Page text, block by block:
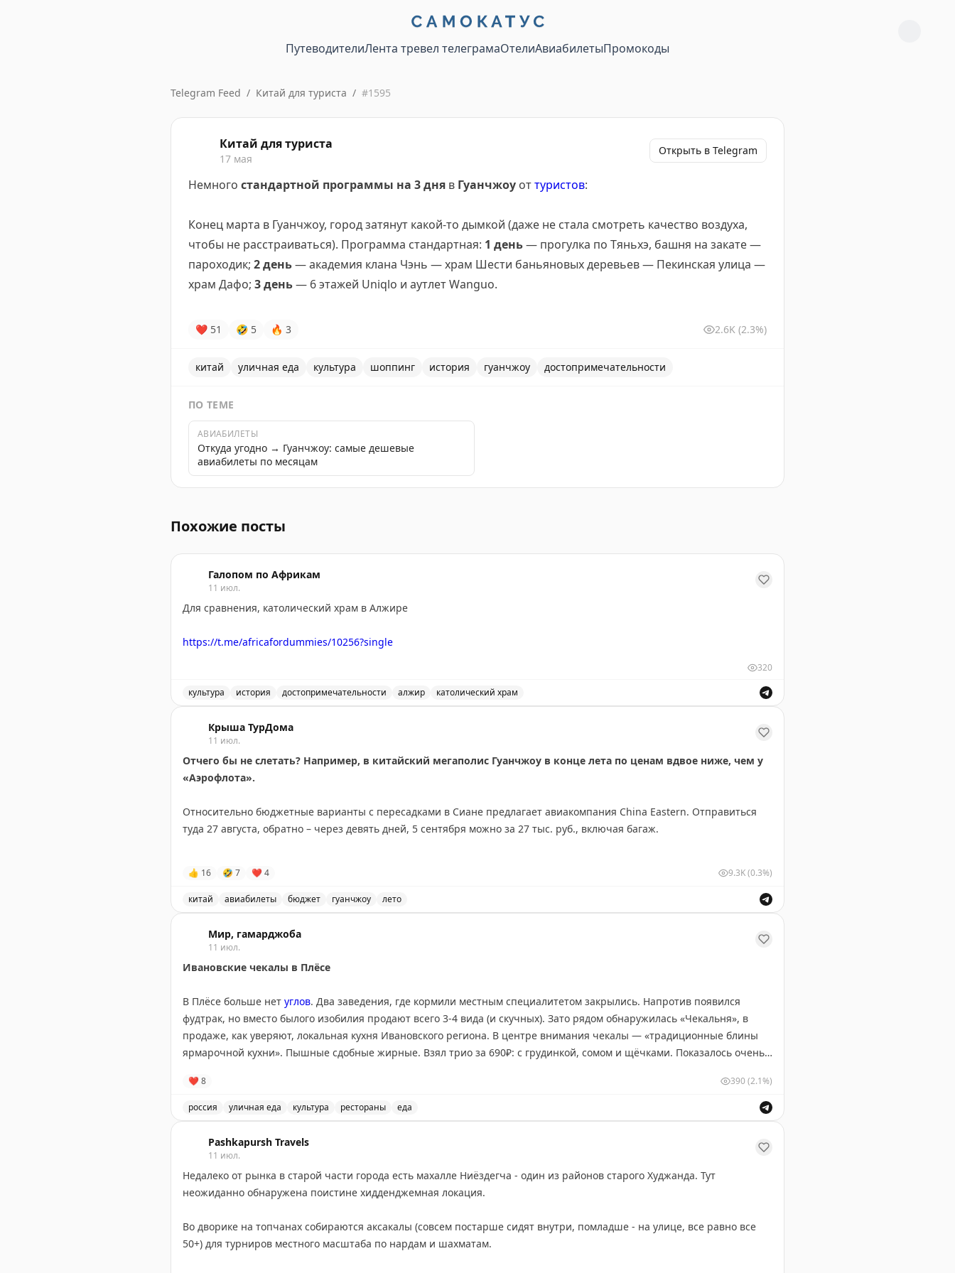
ПутеводителиЛента тревел телеграмаОтелиАвиабилетыПромокоды
Telegram Feed / Китай для туриста / #1595
Китай для туриста
17 мая
Открыть в Telegram
Немного стандартной программы на 3 дня в Гуанчжоу оттуристов:
Конец марта в Гуанчжоу, город затянут какой-то дымкой (даже не стала смотреть качество воздуха,
чтобы не расстраиваться). Программа стандартная: 1 день— прогулка по Тяньхэ, башня на закате —
пароходик; 2 день— академия клана Чэнь — храм Шести баньяновых деревьев — Пекинская улица —
храм Дафо; 3 день— 6 этажей Uniqlo и аутлет Wanguo.
❤ 51 🤣 5 🔥 3 2.6K (2.3%)
китай уличная еда культура шоппинг история гуанчжоу достопримечательности
ПО ТЕМЕ
АВИАБИЛЕТЫ
Откуда угодно → Гуанчжоу: самые дешевые
авиабилеты по месяцам
Похожие посты
Галопом по Африкам
11 июл.
Для сравнения, католический храм в Алжире
https://t.me/africafordummies/10256?single
320
культура история достопримечательности алжир католический храм
Крыша ТурДома
11 июл.
Отчего бы не слетать? Например, в китайский мегаполис Гуанчжоу в конце лета по ценам вдвое ниже, чем у
«Аэрофлота».
Относительно бюджетные варианты с пересадками в Сиане предлагает авиакомпания China Eastern. Отправиться
туда 27 августа, обратно – через девять дней, 5 сентября можно за 27 тыс. руб., включая багаж.
@tourdom
👍 16 🤣 7 ❤ 4 9.3K(0.3%)
китай авиабилеты бюджет гуанчжоу лето
Мир, гамарджоба
11 июл.
Ивановские чекалы в Плёсе
В Плёсе больше нет углов. Два заведения, где кормили местным специалитетом закрылись. Напротив появился
фудтрак, но вместо былого изобилия продают всего 3-4 вида (и скучных). Зато рядом обнаружилась «Чекальня», в
продаже, как уверяют, локальная кухня Ивановского региона. В центре внимания чекалы — «традиционные блины
ярмарочной кухни». Пышные сдобные жирные. Взял трио за 690₽: с грудинкой, сомом и щёчками. Показалось очень
Самым любопытным показался сом, оно и понятно. Самыми скучными — щёчки. Ещё в меню есть чекалы с красной
икрой (690₽ за два) и с мороженым и брусникой (480₽ за два).
Из других ивановских блюд в меню зелёные щи по-ивановски (350₽), тбря на квасе к копчёным сомом (350₽) и
Плёсская кулейка с мочёной брусникой (320₽).
Кстати, никогда раньше про чекалы не слышал, а вы?
❤ 8 390(2.1%)
россия уличная еда культура рестораны еда
Pashkapursh Travels
11 июл.
Недалеко от рынка в старой части города есть махалле Ниёздегча - один из районов старого Худжанда. Тут
неожиданно обнаружена поистине хидденджемная локация.
Во дворике на топчанах собираются аксакалы (совсем постарше сидят внутри, помладше - на улице, все равно все
50+) для турниров местного масштаба по нардам и шахматам.